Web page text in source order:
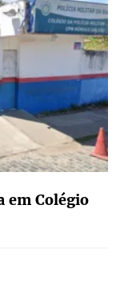
em Colégio